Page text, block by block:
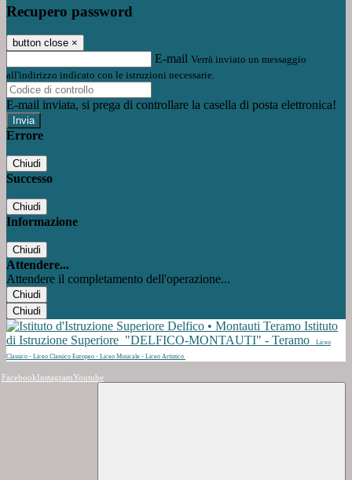
Recupero password
button close ×
E-mail Verrà inviato un messaggio
all'indirizzo indicato con le istruzioni necessarie.
E-mail inviata, si prega di controllare la casella di posta elettronica!
Errore
Chiudi
Successo
Chiudi
Informazione
Chiudi
Attendere...
Attendere il completamento dell'operazione...
Chiudi
Chiudi
Istituto
di Istruzione Superiore "DELFICO-MONTAUTI" - Teramo
Liceo
Classico - Liceo Classico Europeo - Liceo Musicale - Liceo Artistico
Facebook InstagramYoutube